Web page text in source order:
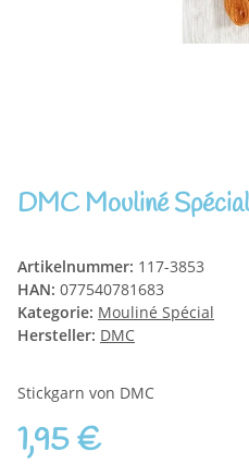
DMC Mouliné
Artikelnummer: 117-3853
HAN: 077540781683
Kategorie: Mouliné Spécial
Hersteller: DMC
Stickgarn von DMC
1,95 €